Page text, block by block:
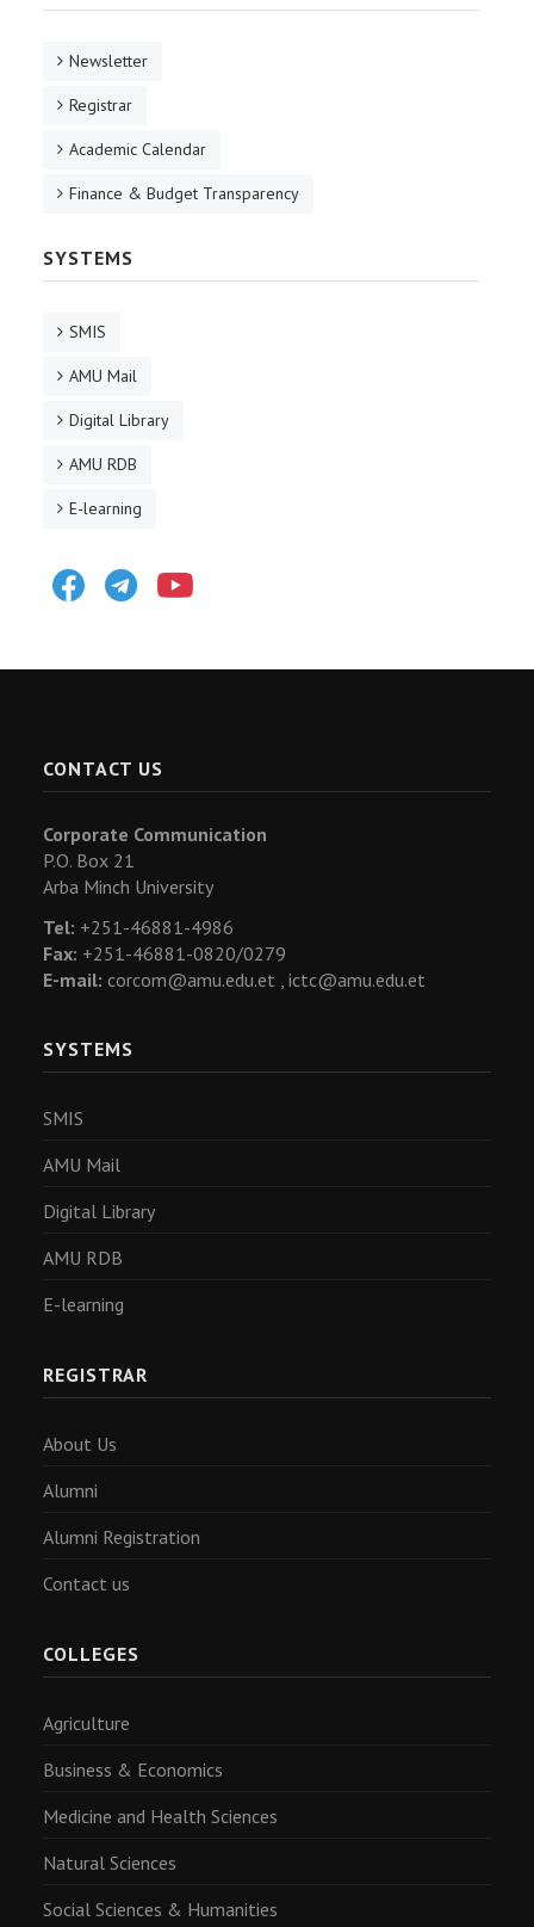
Newsletter
Registrar
Academic Calendar
Finance & Budget Transparency
SYSTEMS
SMIS
AMU Mail
Digital Library
AMU RDB
E-learning
FacebookTelegram
CONTACT US
Corporate Communication
P.O. Box 21
Arba Minch University
Tel: +251-46881-4986
Fax: +251-46881-0820/0279
E-mail: corcom@amu.edu.et , ictc@amu.edu.et
SYSTEMS
SMIS
AMU Mail
Digital Library
AMU RDB
E-learning
REGISTRAR
About Us
Alumni
Alumni Registration
Contact us
COLLEGES
Agriculture
Business & Economics
Medicine and Health Sciences
Natural Sciences
Social Sciences & Humanities